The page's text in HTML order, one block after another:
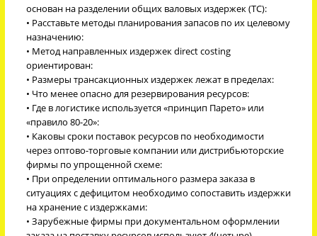
основан на разделении общих валовых издержек (ТС):
• Расставьте методы планирования запасов по их целевому
назначению:
• Метод направленных издержек direct costing
ориентирован:
• Размеры трансакционных издержек лежат в пределах:
• Что менее опасно для резервирования ресурсов:
• Где в логистике используется «принцип Парето» или
«правило 80-20»:
• Каковы сроки поставок ресурсов по необходимости
через оптово-торговые компании или дистрибьюторские
фирмы по упрощенной схеме:
• При определении оптимального размера заказа в
ситуациях с дефицитом необходимо сопоставить издержки
на хранение с издержками:
• Зарубежные фирмы при документальном оформлении